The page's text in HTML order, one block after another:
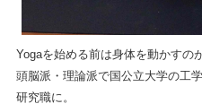
Yogaを始める前は身体を動かすの
頭脳派・理論派で国公立大学の工
研究職に。